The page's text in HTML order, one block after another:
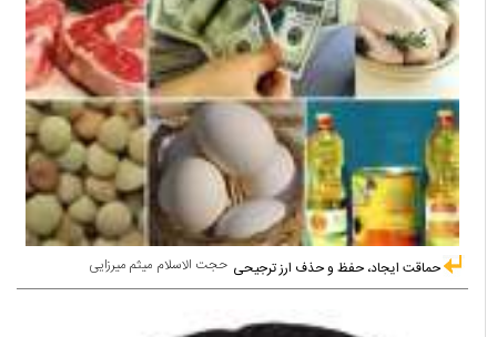
حجت الاسلام میثم میرزایی حماقت ایجاد، حفظ و حذف ارز ترجیحی